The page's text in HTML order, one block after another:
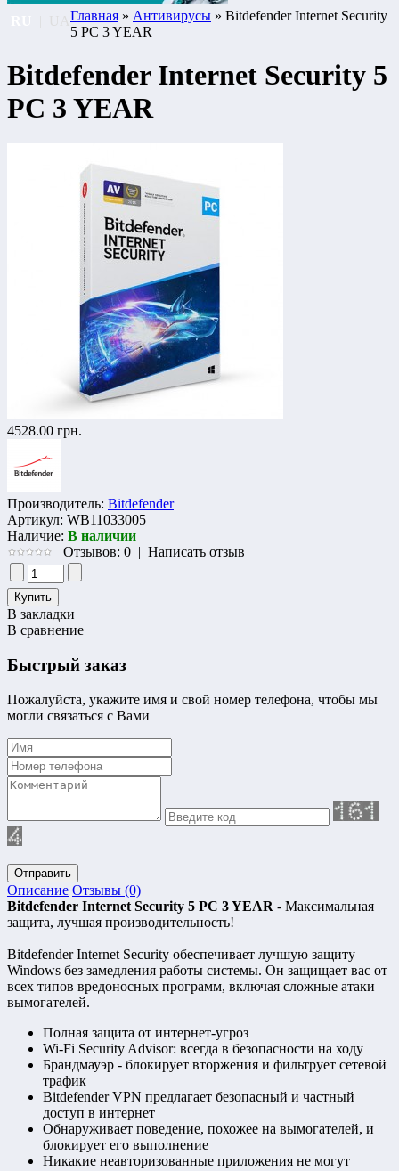
Главная » Антивирусы » Bitdefender Internet Security
5 PC 3 YEAR
Bitdefender Internet Security 5
PC 3 YEAR
4528.00 грн.
Производитель: Bitdefender
Артикул: WB11033005
Наличие: В наличии
Отзывов: 0 | Написать отзыв
В закладки
В сравнение
Быстрый заказ
Пожалуйста, укажите имя и свой номер телефона, чтобы мы
могли связаться с Вами
Отправить
Описание Отзывы (0)
Bitdefender Internet Security 5 PC 3 YEAR - Максимальная
защита, лучшая производительность!
Bitdefender Internet Security обеспечивает лучшую защиту
Windows без замедления работы системы. Он защищает вас от
всех типов вредоносных программ, включая сложные атаки
вымогателей.
Полная защита от интернет-угроз
Wi-Fi Security Advisor: всегда в безопасности на ходу
Брандмауэр - блокирует вторжения и фильтрует сетевой
трафик
Bitdefender VPN предлагает безопасный и частный
доступ в интернет
Обнаруживает поведение, похожее на вымогателей, и
блокирует его выполнение
Никакие неавторизованные приложения не могут